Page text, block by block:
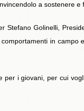
a sostenere e
Stefano Golinelli,
in campo
i giovani, per cui